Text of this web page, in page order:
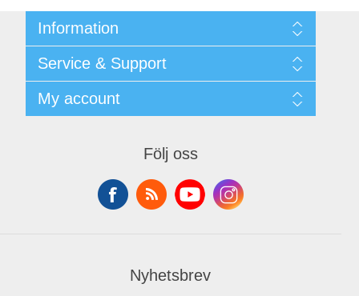
Information
Integritetspolicy
Terms & Conditions
Begner System / iba Nordic
Service & Support
Leverantörslista
My account
Följ oss
Nyhetsbrev